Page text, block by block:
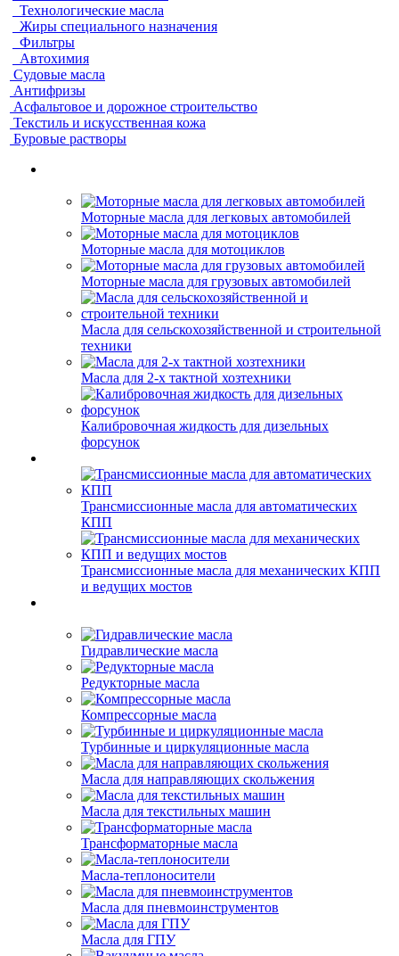
Технологические масла
Жиры специального назначения
Фильтры
Автохимия
Судовые масла
Антифризы
Асфальтовое и дорожное строительство
Текстиль и искусственная кожа
Буровые растворы
Моторные масла для легковых автомобилей
Моторные масла для мотоциклов
Моторные масла для грузовых автомобилей
Масла для сельскохозяйственной и строительной
техники
Масла для 2-х тактной хозтехники
Калибровочная жидкость для дизельных
форсунок
Трансмиссионные масла для автоматических
КПП
Трансмиссионные масла для механических КПП
и ведущих мостов
Гидравлические масла
Редукторные масла
Компрессорные масла
Турбинные и циркуляционные масла
Масла для направляющих скольжения
Масла для текстильных машин
Трансформаторные масла
Масла-теплоносители
Масла для пневмоинструментов
Масла для ГПУ